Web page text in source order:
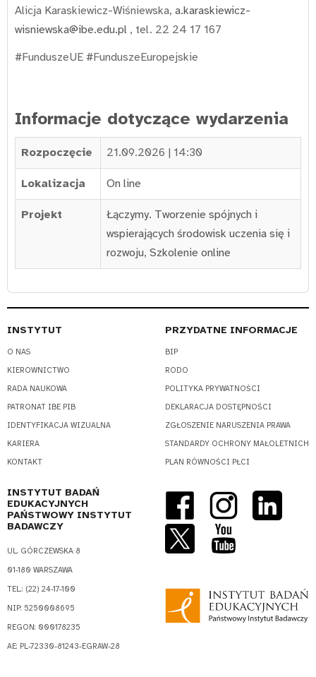
Alicja Karaskiewicz-Wiśniewska, a.karaskiewicz-
wisniewska@ibe.edu.pl , tel. 22 24 17 167
#FunduszeUE #FunduszeEuropejskie
Informacje dotyczące wydarzenia
Rozpoczęcie 21.09.2026 | 14:30
Lokalizacja On line
Projekt
Łączymy. Tworzenie spójnych i
wspierających środowisk uczenia się i
rozwoju, Szkolenie online
INSTYTUT
O NAS
KIEROWNICTWO
RADA NAUKOWA
PATRONAT IBE PIB
IDENTYFIKACJA WIZUALNA
KARIERA
KONTAKT
PRZYDATNE INFORMACJE
BIP
RODO
POLITYKA PRYWATNOŚCI
DEKLARACJA DOSTĘPNOŚCI
ZGŁOSZENIE NARUSZENIA PRAWA
STANDARDY OCHRONY MAŁOLETNICH
PLAN RÓWNOŚCI PŁCI
INSTYTUT BADAŃ
EDUKACYJNYCH
PAŃSTWOWY INSTYTUT
BADAWCZY
UL. GÓRCZEWSKA 8
01-180 WARSZAWA
TEL.: (22) 24-17-100
NIP: 5250008695
REGON: 000178235
AE: PL-72330-81243-EGRAW-28